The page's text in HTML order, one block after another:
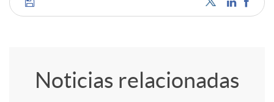
C
Noticias relacionadas